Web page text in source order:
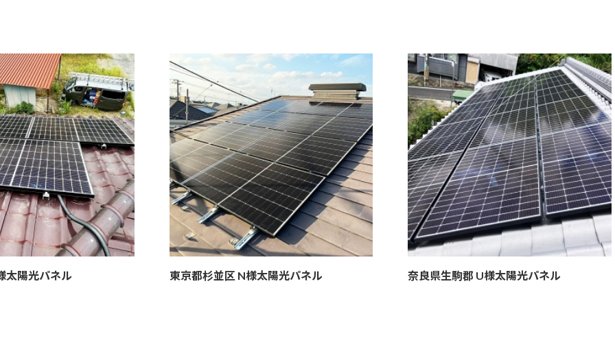
太陽光パネル 東京都杉並区 N様太陽光パネル 奈良県生駒郡 U様太陽光パネル